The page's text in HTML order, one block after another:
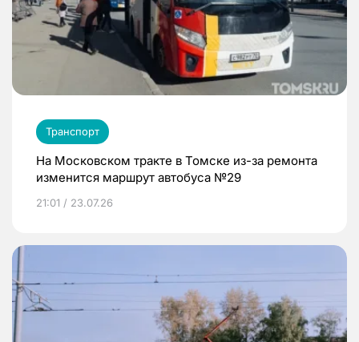
Транспорт
На Московском тракте в Томске из-за ремонта
изменится маршрут автобуса №29
21:01 / 23.07.26